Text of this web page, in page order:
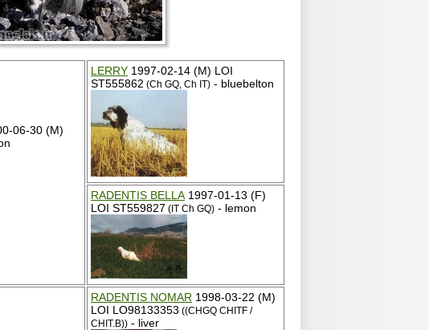
06-30 (M)
LERRY 1997-02-14 (M) LOI
ST555862 (Ch GQ, Ch IT) - bluebelton
RADENTIS BELLA 1997-01-13 (F)
LOI ST559827 (IT Ch GQ) - lemon
RADENTIS NOMAR 1998-03-22 (M)
LOI LO98133353 ((CHGQ CHITF /
CHIT.B)) - liver